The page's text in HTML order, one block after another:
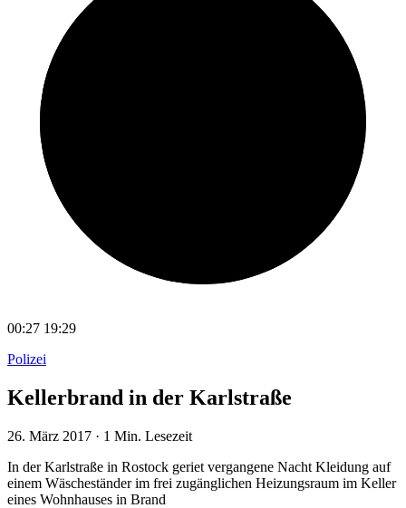
00:27 19:29
Polizei
Kellerbrand in der Karlstraße
26. März 2017 · 1 Min. Lesezeit
In der Karlstraße in Rostock geriet vergangene Nacht Kleidung auf
einem Wäscheständer im frei zugänglichen Heizungsraum im Keller
eines Wohnhauses in Brand